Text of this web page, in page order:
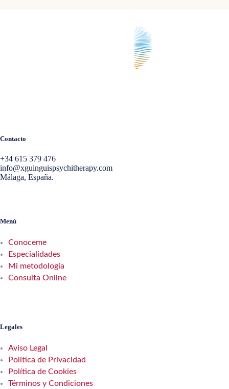
Contacto
+34 615 379 476
info@xguinguispsychitherapy.com
Málaga, España.
Menú
Conoceme
Especialidades
Mi metodología
Consulta Online
Legales
Aviso Legal
Política de Privacidad
Política de Cookies
Términos y Condiciones